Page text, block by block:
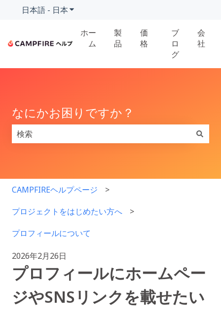
日本語 - 日本翻訳のサブメニューを表示
ホー
ム
製
品
価
格
ブ
ロ
グ
会
社
なにかお困りですか？
CAMPFIREヘルプページ
プロジェクトをはじめたい方へ
プロフィールについて
2026年2月26日
プロフィールにホームペー
ジやSNSリンクを載せたい